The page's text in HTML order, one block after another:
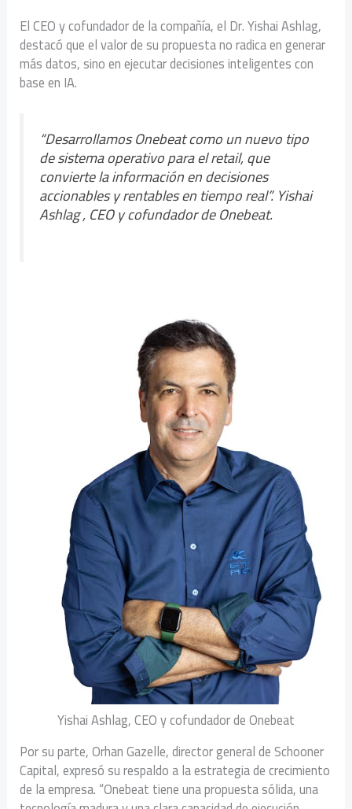
El CEO y cofundador de la compañía, el Dr. Yishai Ashlag,
destacó que el valor de su propuesta no radica en generar
más datos, sino en ejecutar decisiones inteligentes con
base en IA.
“Desarrollamos Onebeat como un nuevo tipo
de sistema operativo para el retail, que
convierte la información en decisiones
accionables y rentables en tiempo real”. Yishai
Ashlag , CEO y cofundador de Onebeat.
Yishai Ashlag, CEO y cofundador de Onebeat
Por su parte, Orhan Gazelle, director general de Schooner
Capital, expresó su respaldo a la estrategia de crecimiento
de la empresa. “Onebeat tiene una propuesta sólida, una